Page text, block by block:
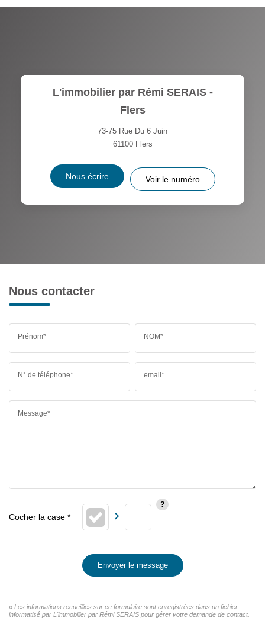
L'immobilier par Rémi SERAIS -
Flers
73-75 Rue Du 6 Juin
61100 Flers
Nous écrire Voir le numéro
Nous contacter
Prénom* NOM*
N° de téléphone* email*
Message*
Envoyer le message
« Les informations recueillies sur ce formulaire sont enregistrées dans un fichier
informatisé par L'immobilier par Rémi SERAIS pour gérer votre demande de contact.